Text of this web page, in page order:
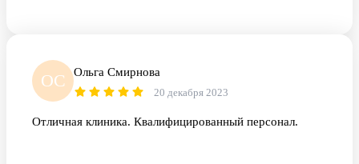
ОС Ольга Смирнова
20 декабря 2023
Отличная клиника. Квалифицированный персонал.